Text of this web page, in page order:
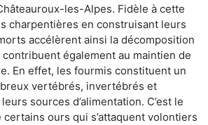
les-Alpes. Fidèle à cette
charpentières en construisant leurs
accélèrent ainsi la décomposition
également au maintien de
En effet, les fourmis constituent un
vertébrés, invertébrés et
sources d’alimentation. C’est le
ours qui s’attaquent volontiers